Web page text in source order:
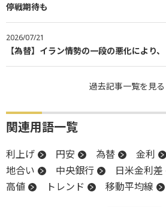
停戦期待も
2026/07/21
【為替】イラン情勢の一段の悪化により
過去記事一覧を見る
関連用語一覧
利上げ 円安 為替 金利
地合い
中央銀行 日米金利差
高値
トレンド 移動平均線